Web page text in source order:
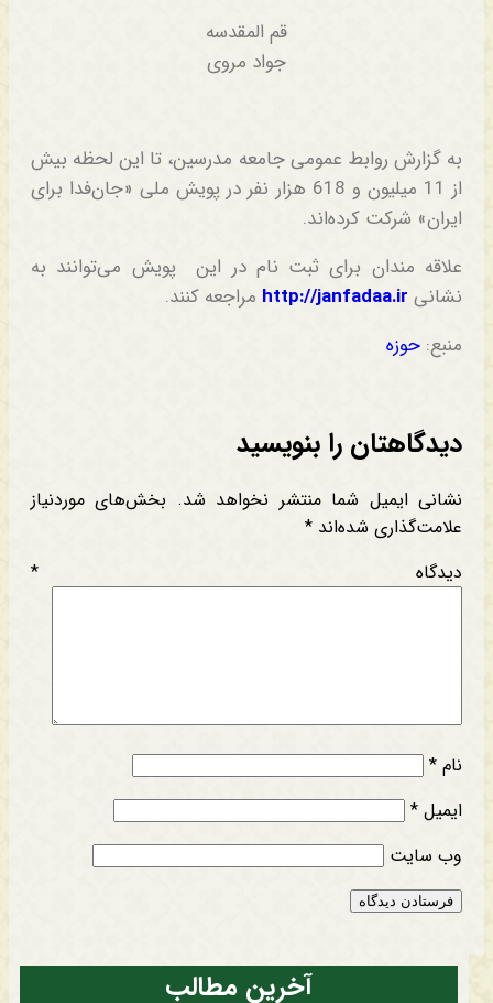
قم المقدسه
جواد مروی
به گزارش روابط عمومی جامعه مدرسین، تا این لحظه بیش
از 11 میلیون و 618 هزار نفر در پویش ملی «جان‌فدا برای
ایران» شرکت کرده‌اند.
علاقه مندان برای ثبت نام در این پویش می‌توانند به
نشانی http://janfadaa.ir مراجعه کنند.
منبع: حوزه
دیدگاهتان را بنویسید
نشانی ایمیل شما منتشر نخواهد شد. بخش‌های موردنیاز
علامت‌گذاری شده‌اند *
دیدگاه *
نام *
ایمیل *
وب‌ سایت
آخرین مطالب